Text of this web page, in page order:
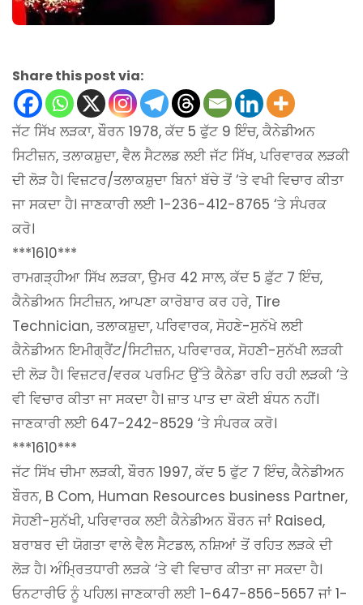
Share this post via:
ਜੱਟ ਸਿੱਖ ਲੜਕਾ, ਬੌਰਨ 1978, ਕੱਦ 5 ਫੁੱਟ 9 ਇੰਚ, ਕੈਨੇਡੀਅਨ
ਸਿਟੀਜ਼ਨ, ਤਲਾਕਸ਼ੁਦਾ, ਵੈਲ ਸੈਟਲਡ ਲਈ ਜੱਟ ਸਿੱਖ, ਪਰਿਵਾਰਕ ਲੜਕੀ
ਦੀ ਲੋੜ ਹੈ। ਵਿਜ਼ਟਰ/ਤਲਾਕਸ਼ੁਦਾ ਬਿਨਾਂ ਬੱਚੇ ਤੋਂ ‘ਤੇ ਵਖੀ ਵਿਚਾਰ ਕੀਤਾ
ਜਾ ਸਕਦਾ ਹੈ। ਜਾਣਕਾਰੀ ਲਈ 1-236-412-8765 ‘ਤੇ ਸੰਪਰਕ
ਕਰੋ।
***1610***
ਰਾਮਗੜ੍ਹੀਆ ਸਿੱਖ ਲੜਕਾ, ਉਮਰ 42 ਸਾਲ, ਕੱਦ 5 ਫ਼ੁੱਟ 7 ਇੰਚ,
ਕੈਨੇਡੀਅਨ ਸਿਟੀਜ਼ਨ, ਆਪਣਾ ਕਾਰੋਬਾਰ ਕਰ ਹਰੇ, Tire
Technician, ਤਲਾਕਸ਼ੁਦਾ, ਪਰਿਵਾਰਕ, ਸੋਹਣੇ-ਸੁਨੱਖੇ ਲਈ
ਕੈਨੇਡੀਅਨ ਇਮੀਗ੍ਰੈਂਟ/ਸਿਟੀਜ਼ਨ, ਪਰਿਵਾਰਕ, ਸੋਹਣੀ-ਸੁਨੱਖੀ ਲੜਕੀ
ਦੀ ਲੋੜ ਹੈ। ਵਿਜ਼ਟਰ/ਵਰਕ ਪਰਮਿਟ ਉੱਤੇ ਕੈਨੇਡਾ ਰਹਿ ਰਹੀ ਲੜਕੀ ‘ਤੇ
ਵੀ ਵਿਚਾਰ ਕੀਤਾ ਜਾ ਸਕਦਾ ਹੈ। ਜ਼ਾਤ ਪਾਤ ਦਾ ਕੋਈ ਬੰਧਨ ਨਹੀਂ।
ਜਾਣਕਾਰੀ ਲਈ 647-242-8529 ‘ਤੇ ਸੰਪਰਕ ਕਰੋ।
***1610***
ਜੱਟ ਸਿੱਖ ਚੀਮਾ ਲੜਕੀ, ਬੌਰਨ 1997, ਕੱਦ 5 ਫੁੱਟ 7 ਇੰਚ, ਕੈਨੇਡੀਅਨ
ਬੌਰਨ, B Com, Human Resources business Partner,
ਸੋਹਣੀ-ਸੁਨੱਖੀ, ਪਰਿਵਾਰਕ ਲਈ ਕੈਨੇਡੀਅਨ ਬੌਰਨ ਜਾਂ Raised,
ਬਰਾਬਰ ਦੀ ਯੋਗਤਾ ਵਾਲੇ ਵੈਲ ਸੈਟਡਲ, ਨਸ਼ਿਆਂ ਤੋਂ ਰਹਿਤ ਲੜਕੇ ਦੀ
ਲੋੜ ਹੈ। ਅੰਮ੍ਰਿਤਧਾਰੀ ਲੜਕੇ ‘ਤੇ ਵੀ ਵਿਚਾਰ ਕੀਤਾ ਜਾ ਸਕਦਾ ਹੈ।
ਓਨਟਾਰੀਓ ਨੂੰ ਪਹਿਲ। ਜਾਣਕਾਰੀ ਲਈ 1-647-856-5657 ਜਾਂ 1-